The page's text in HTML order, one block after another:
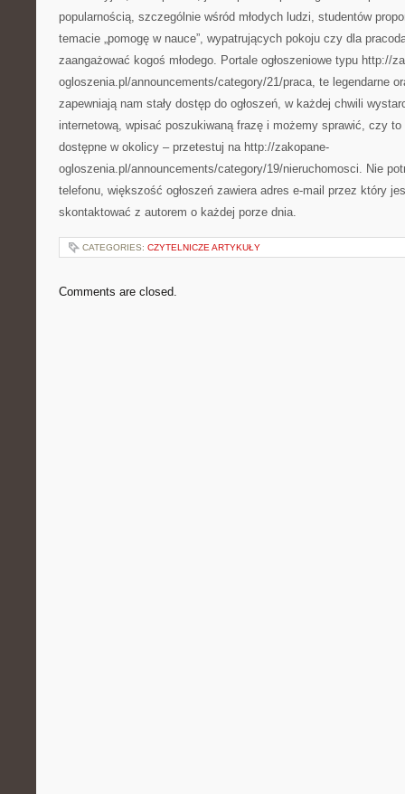
popularnością, szczególnie wśród młodych ludzi, studentów
temacie „pomogę w nauce”, wypatrujących pokoju czy dla
zaangażować kogoś młodego. Portale ogłoszeniowe typu http://
ogloszenia.pl/announcements/category/21/praca, te legendarne
zapewniają nam stały dostęp do ogłoszeń, w każdej chwili
internetową, wpisać poszukiwaną frazę i możemy sprawić, czy
dostępne w okolicy – przetestuj na http://zakopane-
ogloszenia.pl/announcements/category/19/nieruchomosci. Nie
telefonu, większość ogłoszeń zawiera adres e-mail przez który
skontaktować z autorem o każdej porze dnia.
CATEGORIES: CZYTELNICZE ARTYKUŁY
Comments are closed.